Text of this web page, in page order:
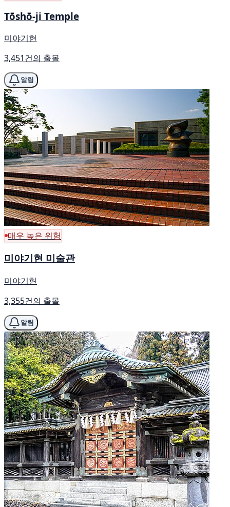
Tōshō-ji Temple
미야기현
3,451건의 출몰
알림
매우 높은 위험
미야기현 미술관
미야기현
3,355건의 출몰
알림